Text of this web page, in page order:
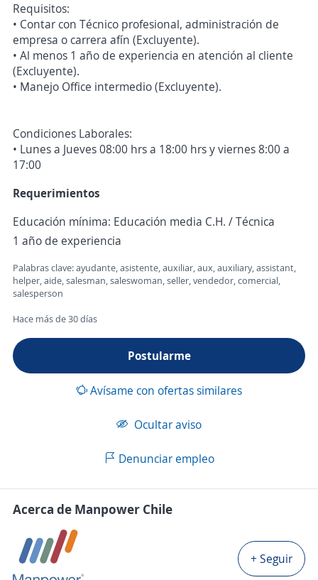
Requisitos:
• Contar con Técnico profesional, administración de
empresa o carrera afín (Excluyente).
• Al menos 1 año de experiencia en atención al cliente
(Excluyente).
• Manejo Office intermedio (Excluyente).
Condiciones Laborales:
• Lunes a Jueves 08:00 hrs a 18:00 hrs y viernes 8:00 a
17:00
Requerimientos
Educación mínima: Educación media C.H. / Técnica
1 año de experiencia
Palabras clave: ayudante, asistente, auxiliar, aux, auxiliary, assistant,
helper, aide, salesman, saleswoman, seller, vendedor, comercial,
salesperson
Hace más de 30 días
Postularme
Avísame con ofertas similares
Ocultar aviso
Denunciar empleo
Acerca de Manpower Chile
+ Seguir